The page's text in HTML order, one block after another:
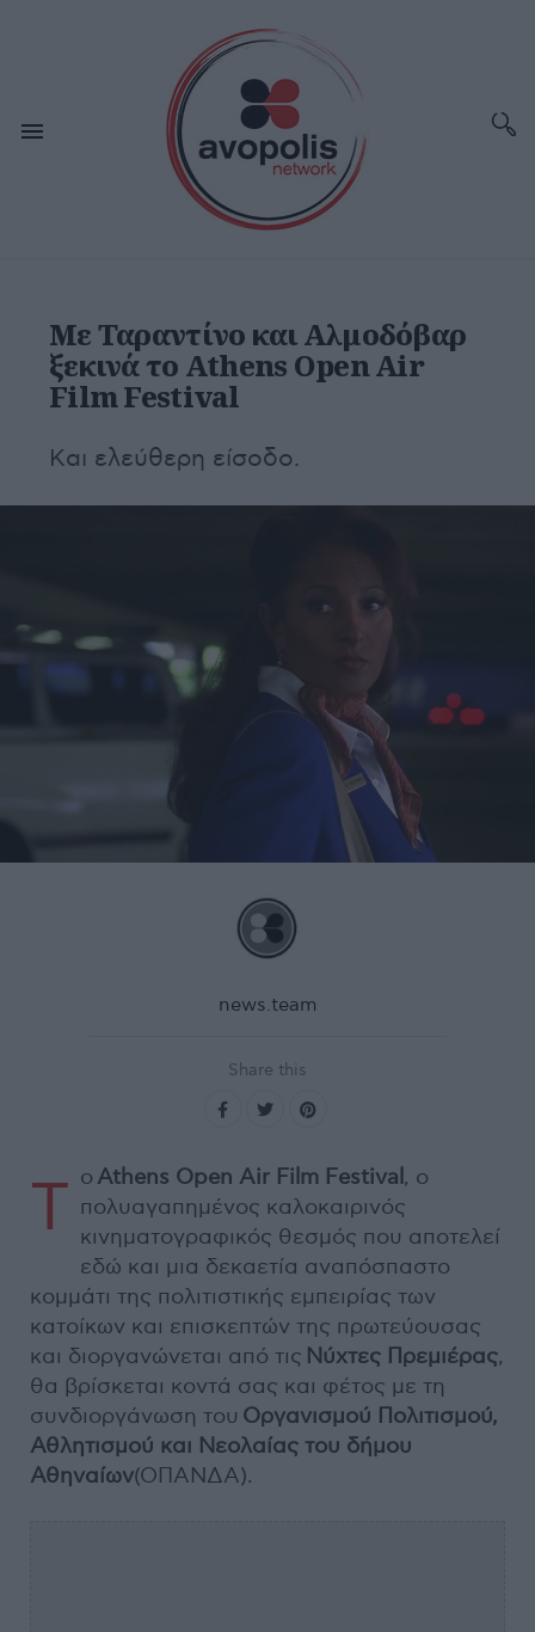
Με Ταραντίνο και Αλμοδόβαρ
ξεκινά το Athens Open Air
Film Festival
Kαι ελεύθερη είσοδο.
news.team
Share this
Τ ο Athens Open Air Film Festival , ο
πολυαγαπημένος καλοκαιρινός
κινηματογραφικός θεσμός που αποτελεί
εδώ και μια δεκαετία αναπόσπαστο
κομμάτι της πολιτιστικής εμπειρίας των
κατοίκων και επισκεπτών της πρωτεύουσας
και διοργανώνεται από τις Νύχτες Πρεμιέρας,
θα βρίσκεται κοντά σας και φέτος με τη
συνδιοργάνωση του Οργανισμού Πολιτισμού,
Αθλητισμού και Νεολαίας του δήμου
Αθηναίων(ΟΠΑΝΔΑ).